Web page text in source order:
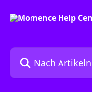
Nach Artikeln suchen …